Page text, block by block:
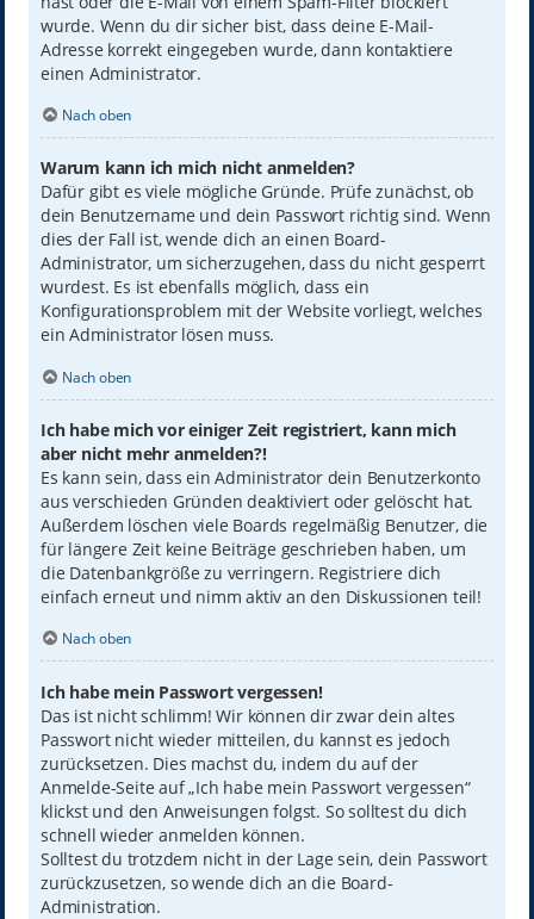
wurde. Wenn du dir sicher bist, dass deine E-Mail-
Adresse korrekt eingegeben wurde, dann kontaktiere
einen Administrator.
Nach oben
Warum kann ich mich nicht anmelden?
Dafür gibt es viele mögliche Gründe. Prüfe zunächst, ob
dein Benutzername und dein Passwort richtig sind. Wenn
dies der Fall ist, wende dich an einen Board-
Administrator, um sicherzugehen, dass du nicht gesperrt
wurdest. Es ist ebenfalls möglich, dass ein
Konfigurationsproblem mit der Website vorliegt, welches
ein Administrator lösen muss.
Nach oben
Ich habe mich vor einiger Zeit registriert, kann mich
aber nicht mehr anmelden?!
Es kann sein, dass ein Administrator dein Benutzerkonto
aus verschieden Gründen deaktiviert oder gelöscht hat.
Außerdem löschen viele Boards regelmäßig Benutzer, die
für längere Zeit keine Beiträge geschrieben haben, um
die Datenbankgröße zu verringern. Registriere dich
einfach erneut und nimm aktiv an den Diskussionen teil!
Nach oben
Ich habe mein Passwort vergessen!
Das ist nicht schlimm! Wir können dir zwar dein altes
Passwort nicht wieder mitteilen, du kannst es jedoch
zurücksetzen. Dies machst du, indem du auf der
Anmelde-Seite auf „Ich habe mein Passwort vergessen“
klickst und den Anweisungen folgst. So solltest du dich
schnell wieder anmelden können.
Solltest du trotzdem nicht in der Lage sein, dein Passwort
zurückzusetzen, so wende dich an die Board-
Administration.